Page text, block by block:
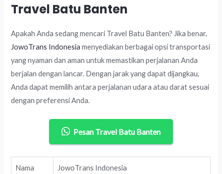
Travel Batu Banten
Apakah Anda sedang mencari Travel Batu Banten? Jika benar,
JowoTrans Indonesia menyediakan berbagai opsi transportasi
yang nyaman dan aman untuk memastikan perjalanan Anda
berjalan dengan lancar. Dengan jarak yang dapat dijangkau,
Anda dapat memilih antara perjalanan udara atau darat sesuai
dengan preferensi Anda.
Pesan Travel Batu Banten
Nama JowoTrans Indonesia